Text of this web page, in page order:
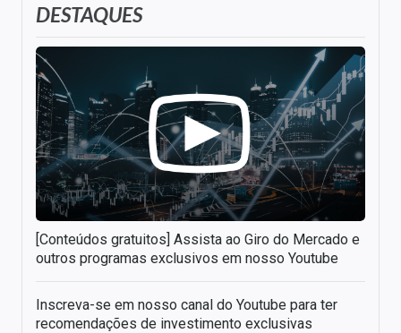
DESTAQUES
[Conteúdos gratuitos] Assista ao Giro do Mercado e
outros programas exclusivos em nosso Youtube
Inscreva-se em nosso canal do Youtube para ter
recomendações de investimento exclusivas